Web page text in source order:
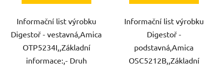
Informační list výrobku
Digestoř - vestavná,Amica
OTP5234I,,Základní
informace:,- Druh
Informační list výrobku
Digestoř -
podstavná,Amica
OSC5212B,,Základní